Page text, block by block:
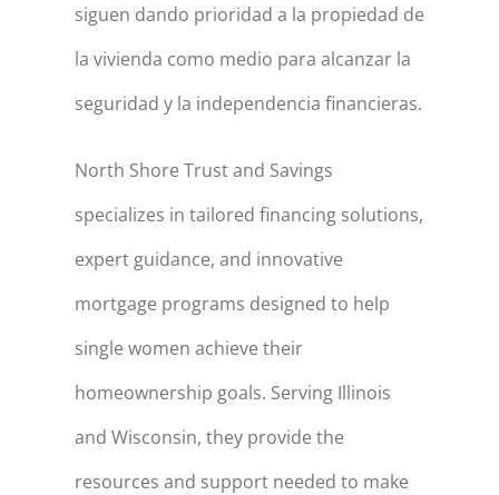
siguen dando prioridad a la propiedad de
la vivienda como medio para alcanzar la
seguridad y la independencia financieras.
North Shore Trust and Savings
specializes in tailored financing solutions,
expert guidance, and innovative
mortgage programs designed to help
single women achieve their
homeownership goals. Serving Illinois
and Wisconsin, they provide the
resources and support needed to make